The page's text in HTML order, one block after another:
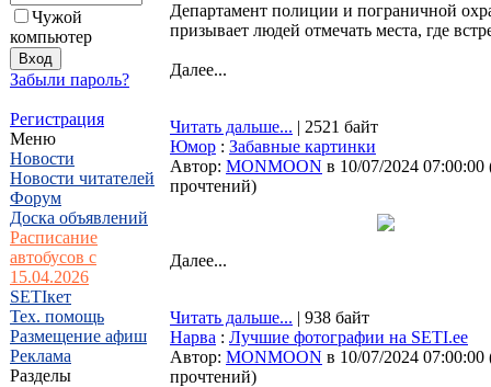
Чужой
компьютер
Забыли пароль?
Регистрация
Меню
Новости
Новости читателей
Форум
Доска объявлений
Расписание
автобусов с
15.04.2026
SETIкет
Тех. помощь
Размещение афиш
Реклама
Разделы
Департамент полиции и пограничной
призывает людей отмечать места, где
Далее...
Читать дальше... | 2521 байт
Юмор : Забавные картинки
Автор: MONMOON в 10/07/2024 07:00:00
прочтений)
Далее...
Читать дальше... | 938 байт
Нарва : Лучшие фотографии на SETI.ee
Автор: MONMOON в 10/07/2024 07:00:00
прочтений)